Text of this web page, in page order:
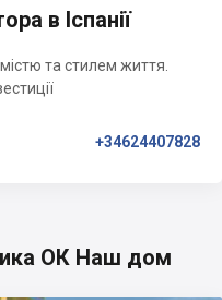
в Іспанії
та стилем життя.
+34624407828
ОК Наш дом